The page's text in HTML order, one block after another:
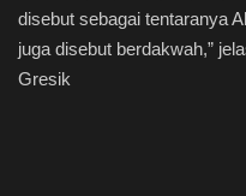
disebut sebagai tentaranya
juga disebut berdakwah,”
Gresik